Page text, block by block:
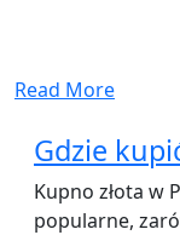
Read More
Gdzie
Kupno złota w
popularne,